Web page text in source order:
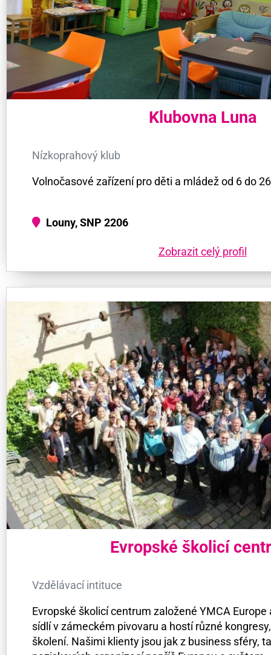
Klubovna Luna
Nízkoprahový klub
Volnočasové zařízení pro děti a mládež od 6 do
Louny, SNP 2206
Zobrazit celý profil
Evropské školicí
Vzdělávací intituce
Evropské školicí centrum založené YMCA
sídlí v zámeckém pivovaru a hostí různé
školení. Našimi klienty jsou jak z business sféry,